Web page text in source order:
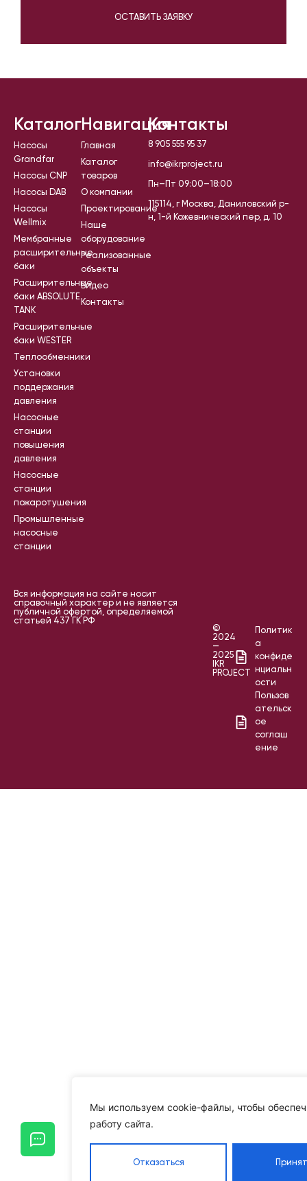
Мы используем cookie-файлы, чтобы
работу сайта.
Отказаться
ОСТАВИТЬ ЗАЯВКУ
Каталог
Насосы
Grandfar
Насосы CNP
Насосы DAB
Насосы
Wellmix
Мембранные
расширительные
баки
Расширительные
баки ABSOLUTE
TANK
Расширительные
баки WESTER
Теплообменники
Установки
поддержания
давления
Насосные
станции
повышения
давления
Насосные
станции
пожаротушения
Промышленные
насосные
станции
Навигация
Главная
Каталог
товаров
О компании
Проектирование
Наше
оборудование
Реализованные
объекты
Видео
Контакты
Контакты
8 905 555 95 37
info@ikrproject.ru
Пн–Пт 09:00–18:00
115114, г Москва, Даниловский р-
н, 1-й Кожевнический пер, д. 10
Вся информация на сайте носит
справочный характер и не является
публичной офертой, определяемой
статьей 437 ГК РФ
©
2024
—
2025
IKR
PROJECT
Политик
а
конфиде
нциальн
ости
Пользов
ательск
ое
соглаш
ение